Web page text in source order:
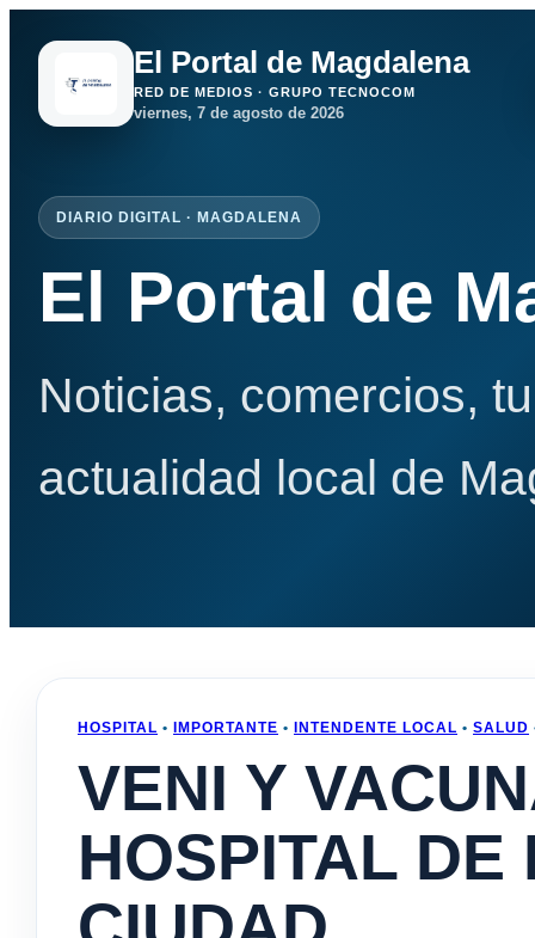
El Portal de Magdalena
RED DE MEDIOS · GRUPO TECNOCOM
viernes, 7 de agosto de 2026
DIARIO DIGITAL · MAGDALENA
El Portal de
Noticias, comercios,
actualidad local de
HOSPITAL • IMPORTANTE • INTENDENTE LOCAL • SALUD
VENI Y
HOSPITAL DE